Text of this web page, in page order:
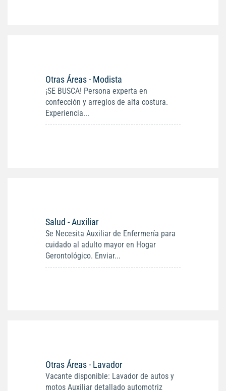
Otras Áreas - Modista
¡SE BUSCA! Persona experta en
confección y arreglos de alta costura.
Experiencia...
Salud - Auxiliar
Se Necesita Auxiliar de Enfermería para
cuidado al adulto mayor en Hogar
Gerontológico. Enviar...
Otras Áreas - Lavador
Vacante disponible: Lavador de autos y
motos Auxiliar detallado automotriz